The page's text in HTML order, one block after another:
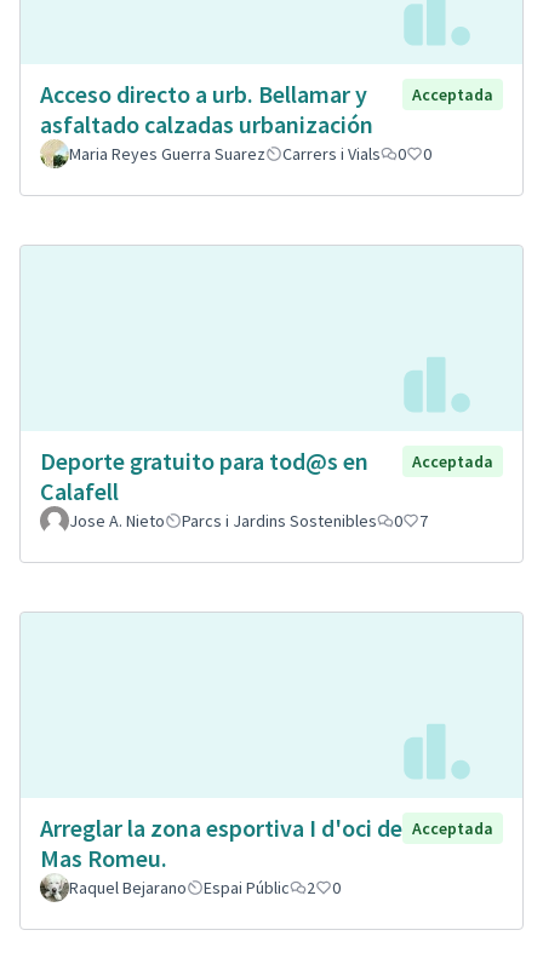
Acceso directo a urb. Bellamar y
asfaltado calzadas urbanización
Acceptada
Maria Reyes Guerra Suarez Carrers i Vials 0 0
Deporte gratuito para tod@s en
Calafell
Acceptada
Jose A. Nieto Parcs i Jardins Sostenibles 0 7
Arreglar la zona esportiva I d'oci de
Mas Romeu.
Acceptada
Raquel Bejarano Espai Públic 2 0